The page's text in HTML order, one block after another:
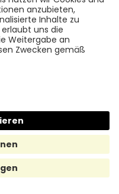
Mindestlohns in
und mögliche
zu
dass solche
den